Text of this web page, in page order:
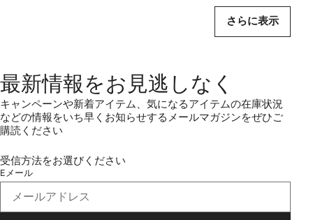
さらに表示
最新情報をお見逃しなく
キャンペーンや新着アイテム、気になるアイテムの在庫状況
などの情報をいち早くお知らせするメールマガジンをぜひご
購読ください
受信方法をお選びください
Eメール